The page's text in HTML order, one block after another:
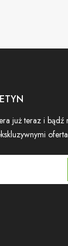
już teraz i bądź